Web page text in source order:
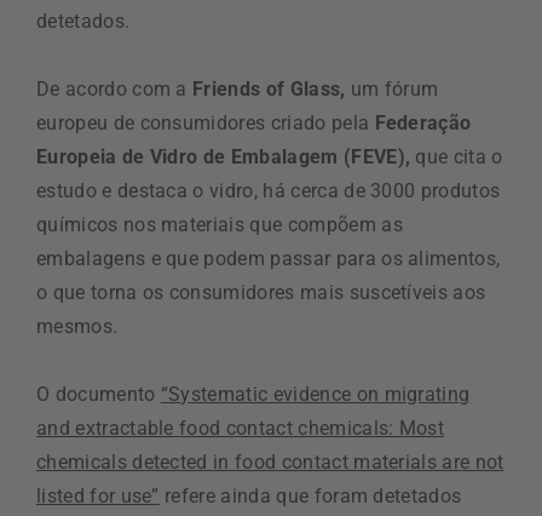
detetados.
De acordo com a Friends of Glass, um fórum
europeu de consumidores criado pela Federação
Europeia de Vidro de Embalagem (FEVE), que cita o
estudo e destaca o vidro, há cerca de 3000 produtos
químicos nos materiais que compõem as
embalagens e que podem passar para os alimentos,
o que torna os consumidores mais suscetíveis aos
mesmos.
O documento “Systematic evidence on migrating
and extractable food contact chemicals: Most
chemicals detected in food contact materials are not
listed for use” refere ainda que foram detetados